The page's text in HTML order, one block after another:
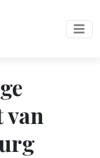
van